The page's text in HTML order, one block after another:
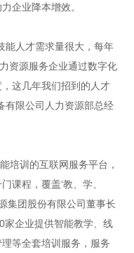
企业降本增效。
能人才需求量很大，每年
资源服务企业通过数字化
这几年我们招到的人才
有限公司人力资源部总经
培训的互联网服务平台，
课程，覆盖‘教、学、
集团股份有限公司董事长
家企业提供智能教学、线
等全套培训服务，服务